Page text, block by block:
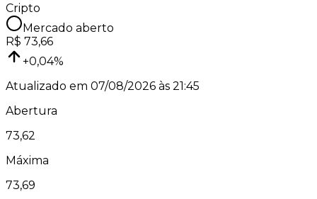
Cripto
Mercado aberto
R$ 73,66
+0,04%
Atualizado em 07/08/2026 às 21:45
Abertura
73,62
Máxima
73,69